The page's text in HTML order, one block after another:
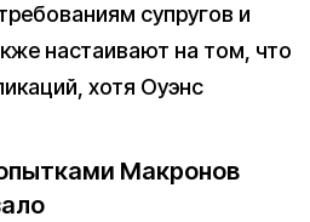
супругов и
настаивают на том, что
хотя Оуэнс
Макронов